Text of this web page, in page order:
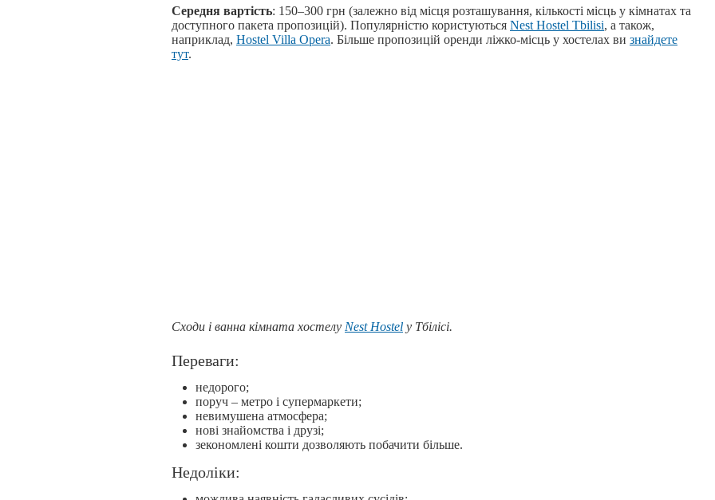
Середня вартість: 150–300 грн (залежно від місця розташування, кількості місць у кімнатах та
доступного пакета пропозицій). Популярністю користуються Nest Hostel Tbilisi, а також,
наприклад, Hostel Villa Opera. Більше пропозицій оренди ліжко-місць у хостелах ви знайдете
тут.
Сходи і ванна кімната хостелу Nest Hostel у Тбілісі.
Переваги:
недорого;
поруч – метро і супермаркети;
невимушена атмосфера;
нові знайомства і друзі;
зекономлені кошти дозволяють побачити більше.
Недоліки: